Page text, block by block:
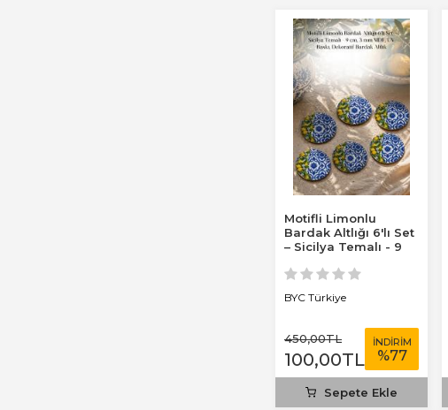
Motifli Limonlu
Bardak Altlığı 6'lı Set
– Sicilya Temalı - 9
BYC Türkiye
450,00TL
100,00TL
İNDİRİM
%77
Sepete Ekle